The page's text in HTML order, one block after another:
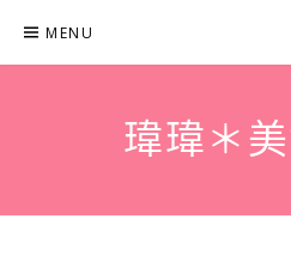
content
MENU
瑋瑋＊